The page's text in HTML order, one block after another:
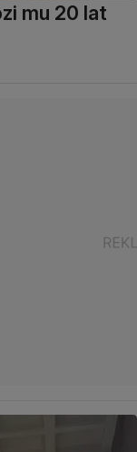
mu 20 lat